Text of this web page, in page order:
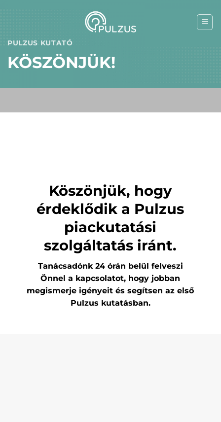
PULZUS KUTATÓ
KÖSZÖNJÜK!
Köszönjük, hogy
érdeklődik a Pulzus
piackutatási
szolgáltatás iránt.
Tanácsadónk 24 órán belül felveszi
Önnel a kapcsolatot, hogy jobban
megismerje igényeit és segítsen az első
Pulzus kutatásban.